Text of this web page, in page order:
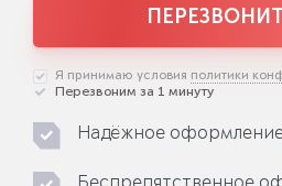
Я принимаю условия политики
Перезвоним за 1 минуту
Надёжное